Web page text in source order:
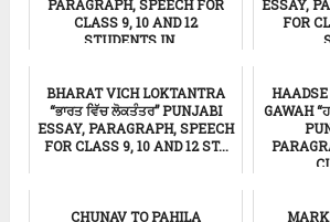
PARAGRAPH, SPEECH FOR
CLASS 9, 10 AND 12
STUDENTS IN ...
ESSAY,
FOR
BHARAT VICH LOKTANTRA
“ਭਾਰਤ ਵਿੱਚ ਲੋਕਤੰਤਰ” PUNJABI
ESSAY, PARAGRAPH, SPEECH
FOR CLASS 9, 10 AND 12 ST...
GAWAH
CHUNAV TO PAHILA